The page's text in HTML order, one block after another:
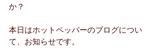
か？
本日はホットペッパーのブログについ
て、お知らせです。